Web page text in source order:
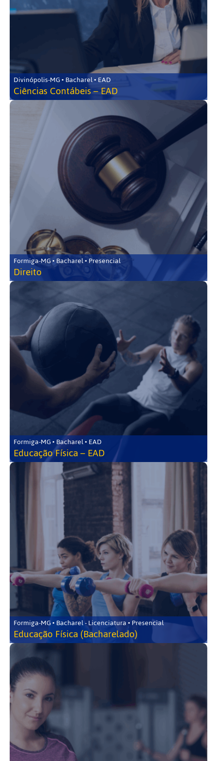
Divinópolis-MG • Bacharel • EAD
Ciências Contábeis – EAD
Formiga-MG • Bacharel • Presencial
Direito
Formiga-MG • Bacharel • EAD
Educação Física – EAD
Formiga-MG • Bacharel - Licenciatura • Presencial
Educação Física (Bacharelado)